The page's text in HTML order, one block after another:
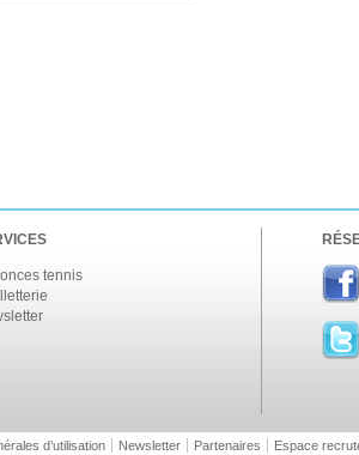
tennis
d’utilisation Newsletter Partenaires Espace